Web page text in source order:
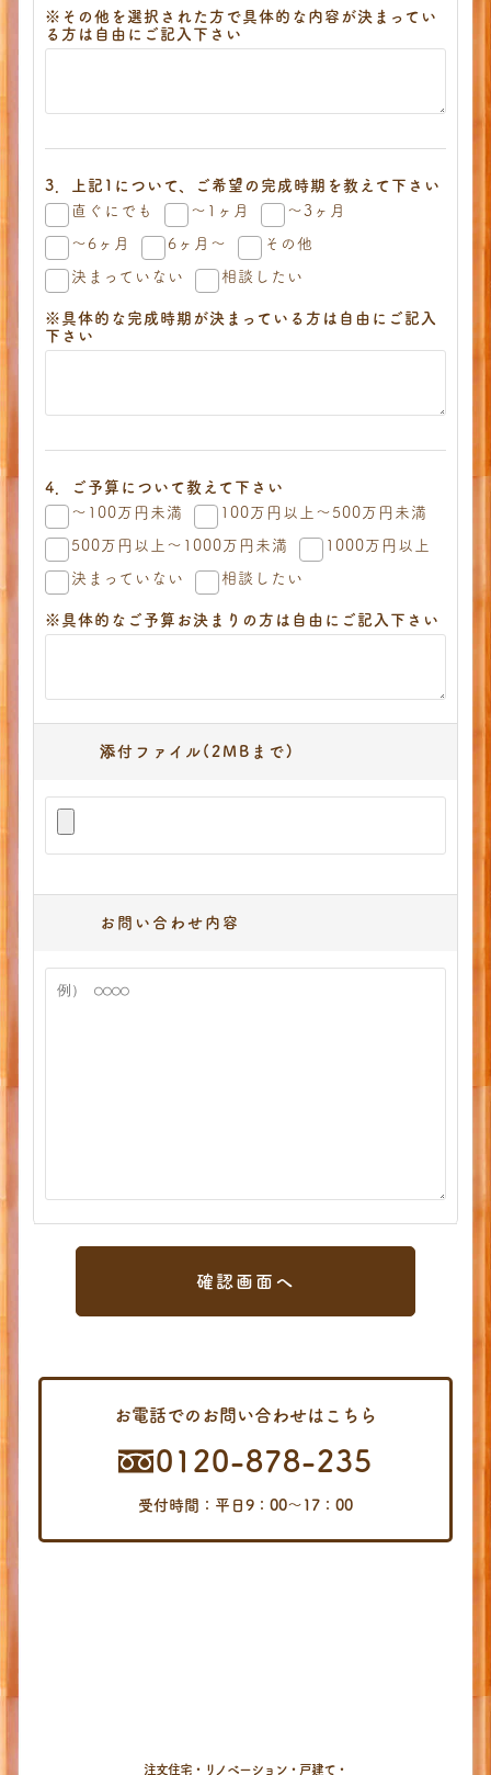
※その他を選択された方で具体的な内容が決まってい
る方は自由にご記入下さい
3．上記1について、ご希望の完成時期を教えて下さい
直ぐにでも
～1ヶ月 ～3ヶ月
～6ヶ月 6ヶ月～ その他
決まっていない 相談したい
※具体的な完成時期が決まっている方は自由にご記入
下さい
4．ご予算について教えて下さい
～100万円未満
100万円以上～500万円未満
500万円以上～1000万円未満 1000万円以上
決まっていない 相談したい
※具体的なご予算お決まりの方は自由にご記入下さい
添付ファイル(2MBまで)
お問い合わせ内容
お電話でのお問い合わせはこちら
0120-878-235
受付時間：平日9：00〜17：00
注文住宅・リノベーション・戸建て・